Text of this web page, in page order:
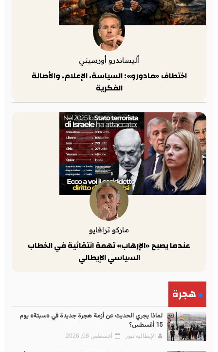
أليساندرو أورسيني
اختطاف «مادورو»: السياسة، الإعلام، والأصالة
الفكرية
ماركو ترافايو
عندما يصبح «الإرهاب» تهمة انتقائية في الخطاب
السياسي الإيطالي
هجرة
لماذا يجري الحديث عن أزمة هجرة جديدة في «سبتة» يوم
15 أغسطس؟
الإيطالية نيوز أغسطس 08, 2026